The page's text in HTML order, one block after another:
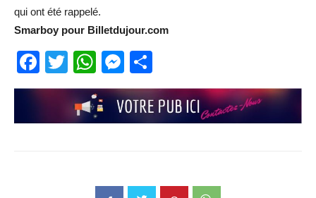
qui ont été rappelé.
Smarboy pour Billetdujour.com
Facebook
TwitterWhatsApp
Messenger